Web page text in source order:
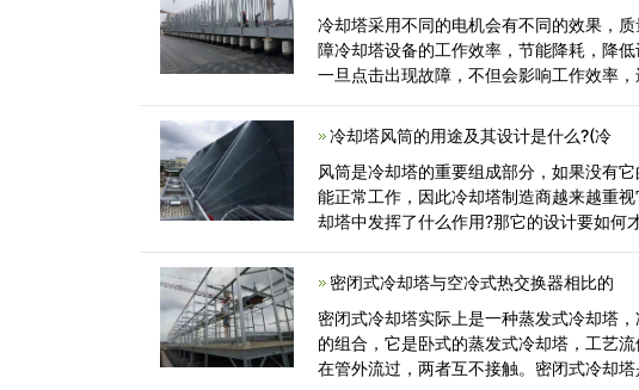
冷却塔采用不同的电机会有不同的效果，
障冷却塔设备的工作效率，节能降耗，降
一旦点击出现故障，不但会影响工作效率
冷却塔风筒的用途及其设计是什么?(冷
风筒是冷却塔的重要组成部分，如果没有
能正常工作，因此冷却塔制造商越来越重
却塔中发挥了什么作用?那它的设计要如何
密闭式冷却塔与空冷式热交换器相比的
密闭式冷却塔实际上是一种蒸发式冷却塔
的组合，它是卧式的蒸发式冷却塔，工艺
在管外流过，两者互不接触。密闭式冷却